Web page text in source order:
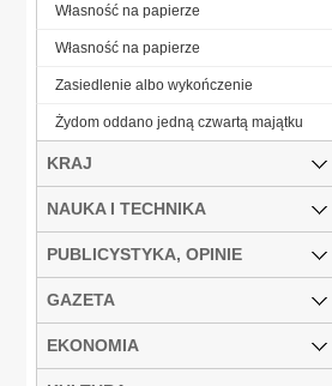
Własność na papierze
Własność na papierze
Zasiedlenie albo wykończenie
Żydom oddano jedną czwartą majątku
KRAJ
NAUKA I TECHNIKA
PUBLICYSTYKA, OPINIE
GAZETA
EKONOMIA